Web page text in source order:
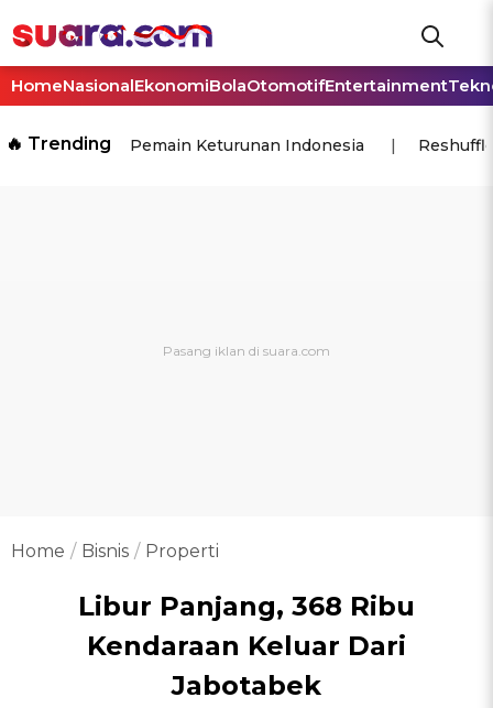
HomeNasionalEkonomiBolaOtomotifEntertainment
🔥 Trending Pemain Keturunan Indonesia
Home Bisnis Properti
Libur Panjang, 368 Ribu
Kendaraan Keluar Dari
Jabotabek